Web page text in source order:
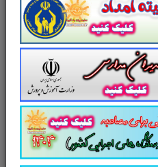
تستایمنی ماشین
تشریحی
آلاتسوالات
کتاب
80سوال تستی در36
در قالب فایلpdf
.
های استخدامی می
ایمنی ماشین آلات